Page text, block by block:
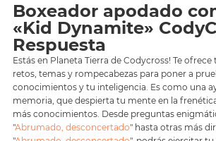
Boxeador apodado
«Kid Dynamite»
Respuesta
Estás en Planeta Tierra de Codycross! Te
retos, temas y rompecabezas para poner a
conocimientos y tu inteligencia. Es como una
memoria, que despierta tu mente en la
más conocimientos. Desde preguntas
"Abrumado, desconcertado" hasta otras más